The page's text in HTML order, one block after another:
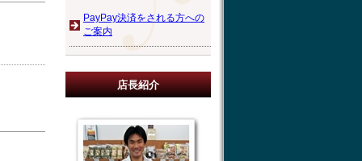
PayPay決済をされる方への
ご案内
店長紹介